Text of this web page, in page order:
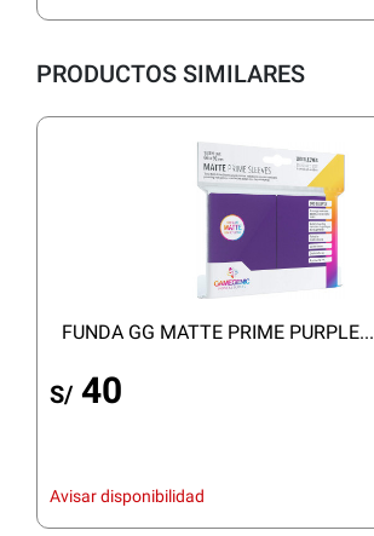
PRODUCTOS SIMILARES
FUNDA GG MATTE PRIME PURPLE...
S/ 40
Avisar disponibilidad